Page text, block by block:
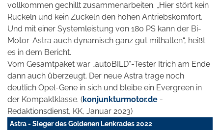
vollkommen gechillt zusammenarbeiten. „Hier stört kein
Ruckeln und kein Zuckeln den hohen Antriebskomfort.
Und mit einer Systemleistung von 180 PS kann der Bi-
Motor-Astra auch dynamisch ganz gut mithalten“, heißt
es in dem Bericht.
Vom Gesamtpaket war „autoBILD“-Tester Itrich am Ende
dann auch überzeugt. Der neue Astra trage noch
deutlich Opel-Gene in sich und bleibe ein Evergreen in
der Kompaktklasse. (konjunkturmotor.de -
Redaktionsdienst, KK, Januar 2023)
Astra - Sieger des Goldenen Lenkrades 2022